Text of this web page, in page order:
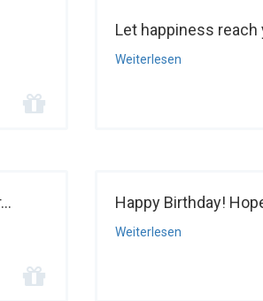
Let happiness
Weiterlesen
Happy Birthday!
Weiterlesen